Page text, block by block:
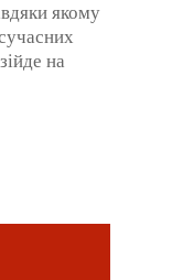
якому
на